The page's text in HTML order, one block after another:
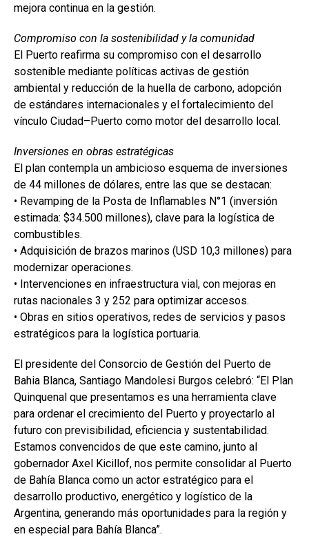
mejora continua en la gestión.
Compromiso con la sostenibilidad y la comunidad
El Puerto reafirma su compromiso con el desarrollo
sostenible mediante políticas activas de gestión
ambiental y reducción de la huella de carbono, adopción
de estándares internacionales y el fortalecimiento del
vínculo Ciudad–Puerto como motor del desarrollo local.
Inversiones en obras estratégicas
El plan contempla un ambicioso esquema de inversiones
de 44 millones de dólares, entre las que se destacan:
• Revamping de la Posta de Inflamables N°1 (inversión
estimada: $34.500 millones), clave para la logística de
combustibles.
• Adquisición de brazos marinos (USD 10,3 millones) para
modernizar operaciones.
• Intervenciones en infraestructura vial, con mejoras en
rutas nacionales 3 y 252 para optimizar accesos.
• Obras en sitios operativos, redes de servicios y pasos
estratégicos para la logística portuaria.
El presidente del Consorcio de Gestión del Puerto de
Bahia Blanca, Santiago Mandolesi Burgos celebró: “El Plan
Quinquenal que presentamos es una herramienta clave
para ordenar el crecimiento del Puerto y proyectarlo al
futuro con previsibilidad, eficiencia y sustentabilidad.
Estamos convencidos de que este camino, junto al
gobernador Axel Kicillof, nos permite consolidar al Puerto
de Bahía Blanca como un actor estratégico para el
desarrollo productivo, energético y logístico de la
Argentina, generando más oportunidades para la región y
en especial para Bahía Blanca”.